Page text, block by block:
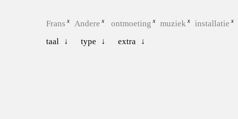
Frans Andere ontmoeting muziek installatie
taal
type extra